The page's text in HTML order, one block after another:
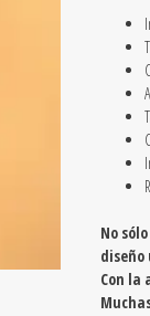
No
diseño
Con la